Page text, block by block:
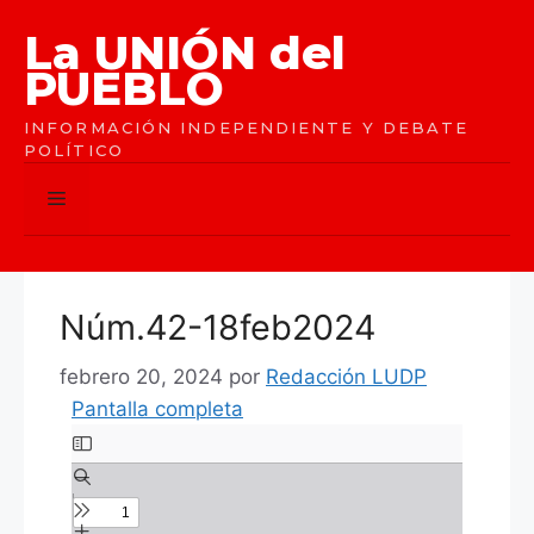
contenido
La UNIÓN del
PUEBLO
INFORMACIÓN INDEPENDIENTE Y DEBATE
POLÍTICO
Menú
Núm.42-18feb2024
febrero 20, 2024 por Redacción LUDP
Pantalla completa
Saltar
al
contenido
del